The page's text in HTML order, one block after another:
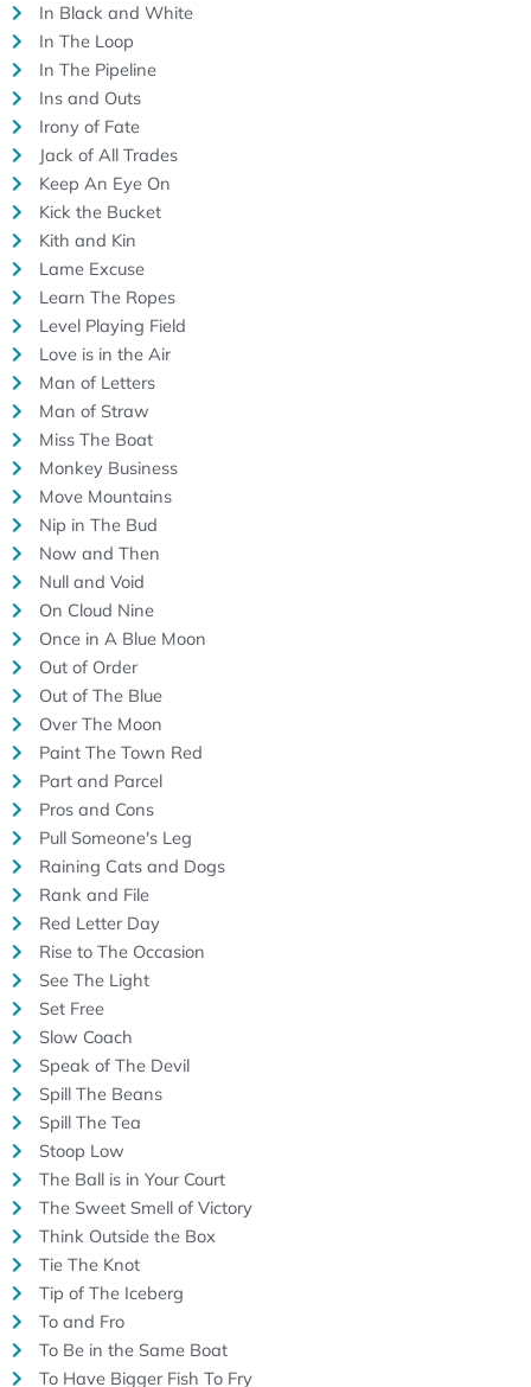
In Black and White
In The Loop
In The Pipeline
Ins and Outs
Irony of Fate
Jack of All Trades
Keep An Eye On
Kick the Bucket
Kith and Kin
Lame Excuse
Learn The Ropes
Level Playing Field
Love is in the Air
Man of Letters
Man of Straw
Miss The Boat
Monkey Business
Move Mountains
Nip in The Bud
Now and Then
Null and Void
On Cloud Nine
Once in A Blue Moon
Out of Order
Out of The Blue
Over The Moon
Paint The Town Red
Part and Parcel
Pros and Cons
Pull Someone's Leg
Raining Cats and Dogs
Rank and File
Red Letter Day
Rise to The Occasion
See The Light
Set Free
Slow Coach
Speak of The Devil
Spill The Beans
Spill The Tea
Stoop Low
The Ball is in Your Court
The Sweet Smell of Victory
Think Outside the Box
Tie The Knot
Tip of The Iceberg
To and Fro
To Be in the Same Boat
To Have Bigger Fish To Fry